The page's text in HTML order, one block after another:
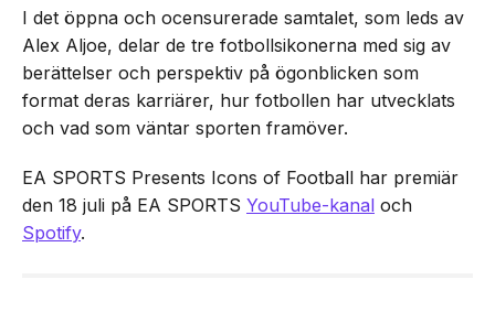
I det öppna och ocensurerade samtalet, som leds av
Alex Aljoe, delar de tre fotbollsikonerna med sig av
berättelser och perspektiv på ögonblicken som
format deras karriärer, hur fotbollen har utvecklats
och vad som väntar sporten framöver.
EA SPORTS Presents Icons of Football har premiär
den 18 juli på EA SPORTS YouTube-kanal och
Spotify.